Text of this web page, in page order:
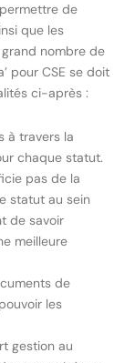
de
que les
nombre de
pour CSE se doit
ci-après :
à travers la
chaque statut.
pas de la
statut au sein
de savoir
meilleure
de
les
gestion au